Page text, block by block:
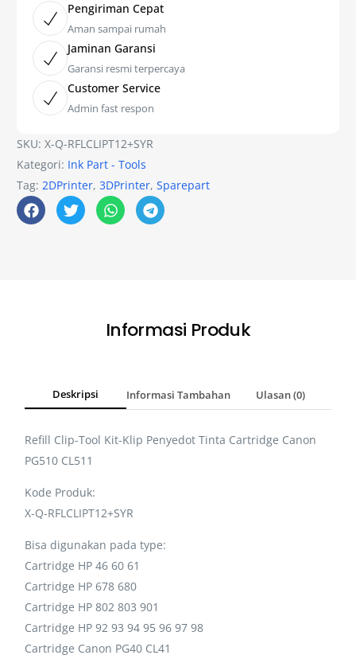
Pengiriman Cepat
Aman sampai rumah
Jaminan Garansi
Garansi resmi terpercaya
Customer Service
Admin fast respon
SKU:X-Q-RFLCLIPT12+SYR
Kategori: Ink Part - Tools
Tag:2DPrinter,3DPrinter,Sparepart
Informasi Produk
Deskripsi Informasi Tambahan Ulasan (0)
Refill Clip-Tool Kit-Klip Penyedot Tinta Cartridge Canon
PG510 CL511
Kode Produk:
X-Q-RFLCLIPT12+SYR
Bisa digunakan pada type:
Cartridge HP 46 60 61
Cartridge HP 678 680
Cartridge HP 802 803 901
Cartridge HP 92 93 94 95 96 97 98
Cartridge Canon PG40 CL41